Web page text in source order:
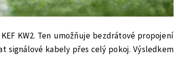
KW2. Ten umožňuje bezdrátové propojení
signálové kabely přes celý pokoj. Výsledkem